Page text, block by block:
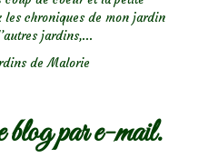
chroniques de mon jardin
jardins,...
de Malorie
blog par e-mail.